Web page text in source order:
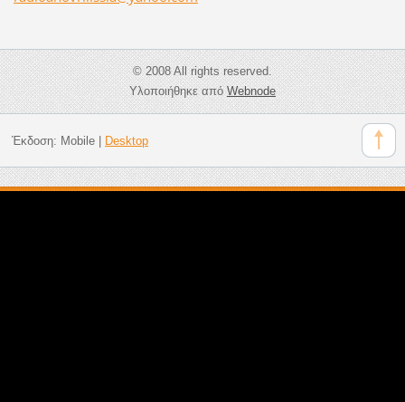
© 2008 All rights reserved.
Υλοποιήθηκε απόWebnode
Έκδοση: Mobile| Desktop